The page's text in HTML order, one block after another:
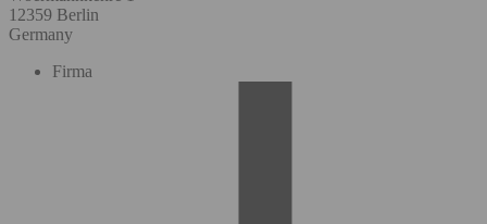
12359 Berlin
Germany
Firma